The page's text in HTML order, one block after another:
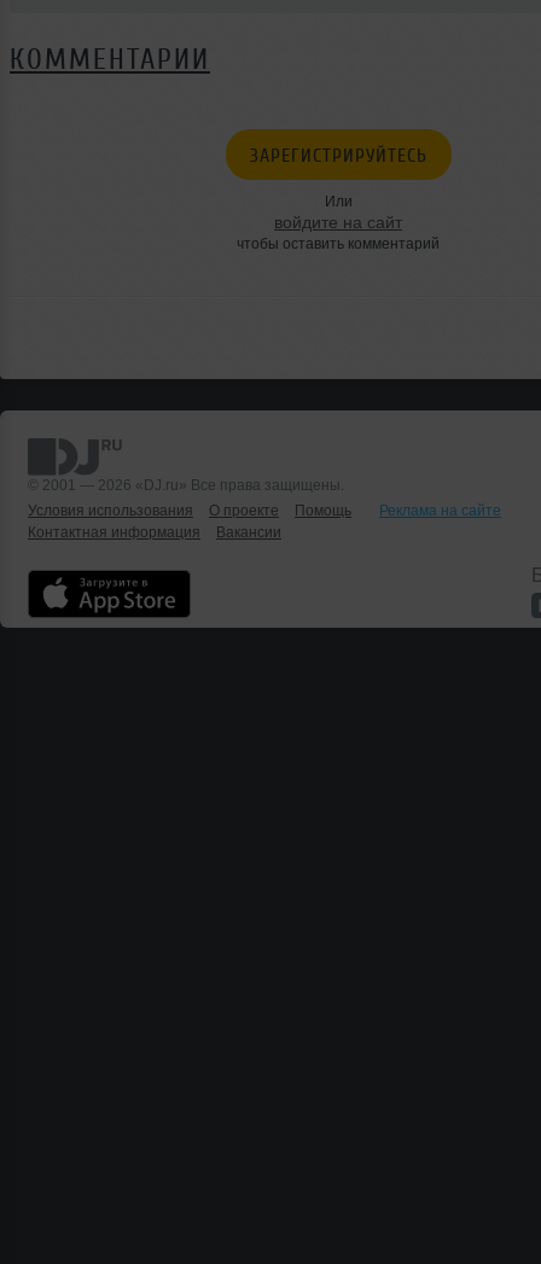
КОММЕНТАРИИ
ЗАРЕГИСТРИРУЙТЕСЬ
Или
войдите на сайт
чтобы оставить комментарий
© 2001 — 2026 «DJ.ru» Все права защищены.
Условия использования
О проекте Помощь
Реклама на сайте
Контактная информация
Вакансии